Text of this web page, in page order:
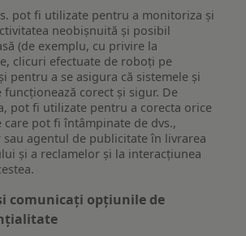
pot fi utilizate pentru a monitoriza și
neobișnuită și posibil
(de exemplu, cu privire la
clicuri efectuate de roboți pe
pentru a se asigura că sistemele și
funcționează corect și sigur. De
pot fi utilizate pentru a corecta orice
care pot fi întâmpinate de dvs.,
sau agentul de publicitate în livrarea
și a reclamelor și la interacțiunea
comunicați opțiunile de